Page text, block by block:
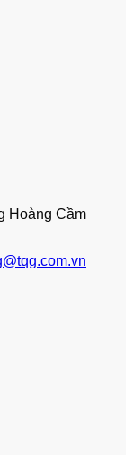
Hoàng Cầm